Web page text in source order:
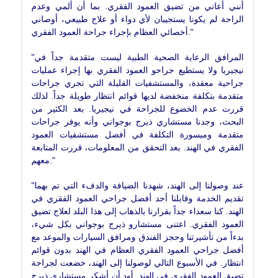
أنني أعاني من تضيق العمود الفقري. بما أن ألمي وعدم
الراحة لم يكونا يستجيبان لأي دواء أو علاج طبيعي، أوصاني
أخصائي العظام بإجراء جراحة العمود الفقري."
"المرافق الرعاية الصحية الطبية ليست متقدمة جداً في
نيجيريا ولا يستطيع جراحو العمود الفقري بها إجراء عمليات
جراحية معقدة، والمستشفيات القليلة التي تجري جراحات
متقدمة بتكلفة منخفضة لديها قوائم انتظار طويلة جداً. لذلك
قررت عدم الخضوع للجراحة في نيجيريا. بعد الكثير من
البحث، وجدنا مستشاري ذيرج بوجواني وأنه يوفر جراحات
متقدمة وميسورة التكلفة في أفضل مستشفيات العمود
الفقري في الهند. بعد التحقق من المعلومات، قررت المتابعة
معهم."
"عند وصولنا إلى الهند، شهدنا الضيافة والدفء التي تم بهما
تقديم الخدمة وقابلنا أحد أفضل جراحي العمود الفقري في
الهند. كنا سعداء جداً بقرارنا بالذهاب إلى هذا البلد لعلاج تضيق
العمود الفقري. اعتنى مستشارو ذيرج بوجواني بكل شيء،
بدءاً من تأشيرتنا وحجز الفندق ومرافق السيارات والموعد مع
أفضل جراحي العمود الفقري العظام في الهند بدون قوائم
انتظار. في الأسبوع التالي لوصولنا إلى الهند، خضعت لجراحة
تضيق العمود الفقري في الهند. أود أن أشكر مستشاري ذيرج